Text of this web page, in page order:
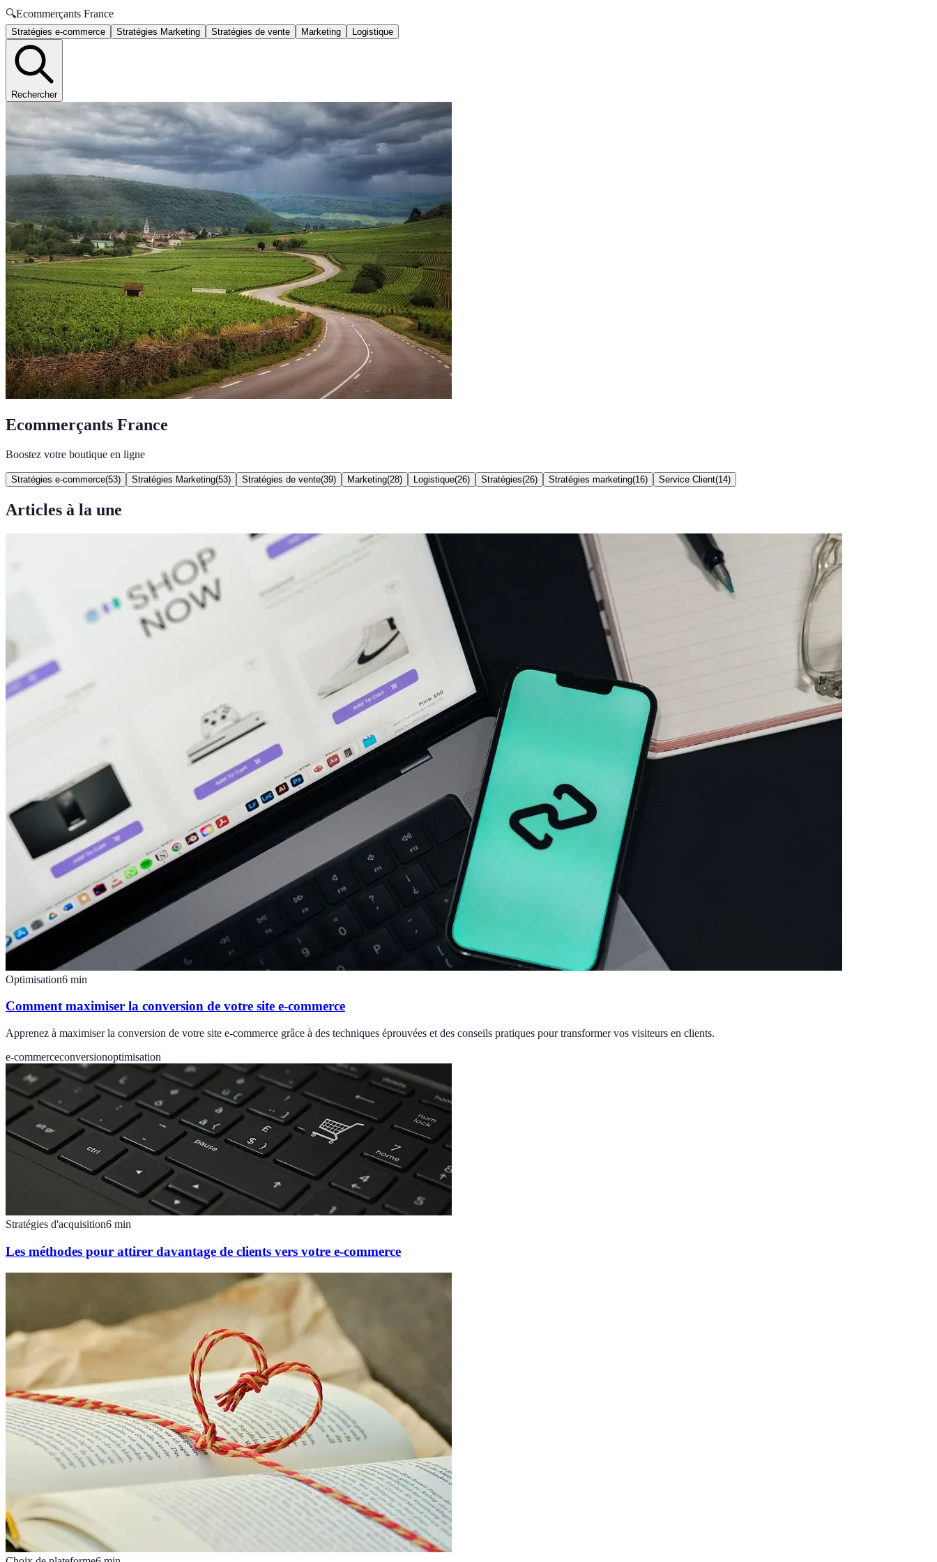
🔍Ecommerçants France
Stratégies e-commerce Stratégies Marketing Stratégies de vente Marketing Logistique
Rechercher
Ecommerçants France
Boostez votre boutique en ligne
Stratégies e-commerce(53) Stratégies Marketing(53) Stratégies de vente(39) Marketing(28) Logistique(26) Stratégies(26) Stratégies marketing(16) Service Client(14)
Articles à la une
Optimisation6 min
Comment maximiser la conversion de votre site e-commerce
Apprenez à maximiser la conversion de votre site e-commerce grâce à des techniques éprouvées et des conseils pratiques pour transformer vos visiteurs en clients.
e-commerceconversionoptimisation
Stratégies d'acquisition6 min
Les méthodes pour attirer davantage de clients vers votre e-commerce